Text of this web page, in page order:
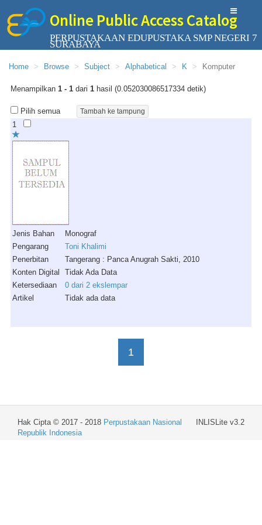
Online Public Access Catalog
PERPUSTAKAAN EDUPUSTAKA SMP NEGERI 7
SURABAYA
Home Browse Subject Alphabetical K Komputer
Menampilkan 1 - 1 dari 1 hasil (0.052030086517334 detik)
Pilih semua
1
Jenis Bahan
Monograf
Pengarang
Toni Khalimi
Penerbitan
Tangerang : Panca Anugrah Sakti, 2010
Konten Digital
Tidak Ada Data
Ketersediaan
0 dari 2 ekslempar
Artikel
Tidak ada data
1
INLISLite v3.2
Hak Cipta © 2017 - 2018 Perpustakaan Nasional
Republik Indonesia